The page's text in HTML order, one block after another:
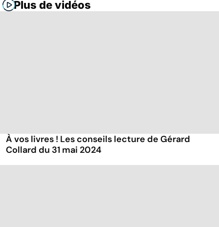
Plus de vidéos
À vos livres ! Les conseils lecture de Gérard
Collard du 31 mai 2024